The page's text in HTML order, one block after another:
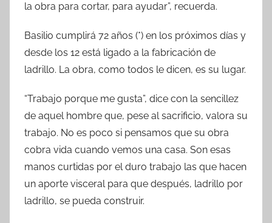
la obra para cortar, para ayudar”, recuerda.
Basilio cumplirá 72 años (*) en los próximos días y
desde los 12 está ligado a la fabricación de
ladrillo. La obra, como todos le dicen, es su lugar.
“Trabajo porque me gusta”, dice con la sencillez
de aquel hombre que, pese al sacrificio, valora su
trabajo. No es poco si pensamos que su obra
cobra vida cuando vemos una casa. Son esas
manos curtidas por el duro trabajo las que hacen
un aporte visceral para que después, ladrillo por
ladrillo, se pueda construir.